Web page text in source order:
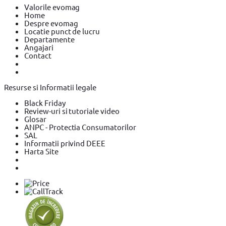
Valorile evomag
Home
Despre evomag
Locatie punct de lucru
Departamente
Angajari
Contact
Resurse si Informatii legale
Black Friday
Review-uri si tutoriale video
Glosar
ANPC - Protectia Consumatorilor
SAL
Informatii privind DEEE
Harta Site